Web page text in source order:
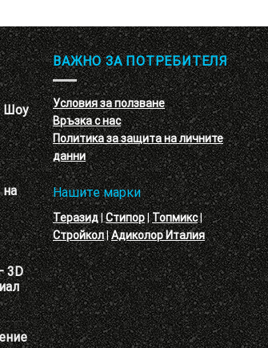
Шоу
за
Ново
брандиране
на
Шоу
РУМ
Адиколор
за
Нова
декоративна
мазилка
с
имитация
на
перлени
тухлички
3D
за
Нова
декоративна
ВАЖНО ЗА ПОТРЕБИТЕЛЯ
Условия за ползване
Връзка с нас
Политика за защита на личните
данни
Нашите марки
Теразид|Стипор|Топмикс|
Стройкол|Адиколор Италия